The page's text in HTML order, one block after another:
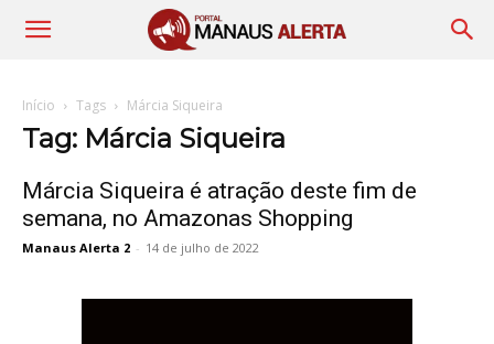
Início Tags Márcia Siqueira
Tag: Márcia Siqueira
Márcia Siqueira é atração deste fim de
semana, no Amazonas Shopping
Manaus Alerta 2 - 14 de julho de 2022